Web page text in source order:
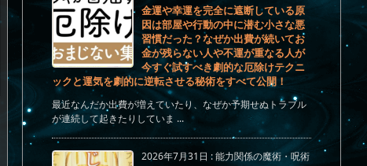
金運や幸運を完全に遮断している原
因は部屋や行動の中に潜む小さな悪
習慣だった？なぜか出費が続いてお
金が残らない人や不運が重なる人が
今すぐ試すべき劇的な厄除けテクニ
ックと運気を劇的に逆転させる秘術をすべて公開！
最近なんだか出費が増えていたり、なぜか予期せぬトラブル
が連続して起きたりしていま ...
2026年7月31日 :能力関係の魔術・呪術